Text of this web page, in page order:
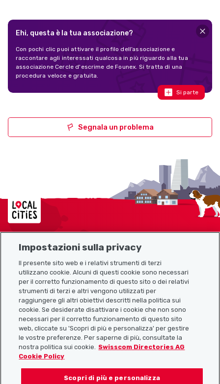
Ehi, questa è la tua associazione?
Con pochi clic puoi attivare il profilo dell’associazione e
raccontare agli interessati qualcosa in più riguardo alla tua
associazione Cercle d'escrime de Founex. Si tratta di una
procedura veloce e gratuita.
Si parte
Segnala un problema
Localcities
Link utili
Scarica l’app Localcities
Seguiteci su:
Impostazioni sulla privacy
Il presente sito web e i relativi strumenti di terzi
utilizzano cookie. Alcuni di questi cookie sono necessari
per il corretto funzionamento di questo sito o dei relativi
strumenti di terzi e altri vengono utilizzati per
raggiungere gli altri obiettivi descritti nella politica sui
cookie. Se desiderate disattivare i cookie che non sono
necessari per il corretto funzionamento di questo sito
web, cliccate su 'Scopri di più e personalizza' per gestire
le vostre preferenze. Per saperne di più, consultate la
nostra politica sui cookie.
Swisscom Directories AG
Cookie Policy
Scopri di più e personalizza